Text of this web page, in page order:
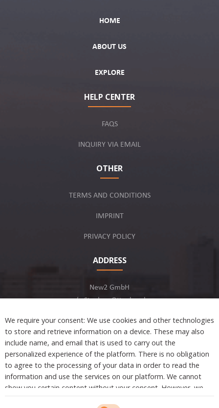
HOME
ABOUT US
EXPLORE
HELP CENTER
FAQS
INQUIRY VIA EMAIL
OTHER
TERMS AND CONDITIONS
IMPRINT
PRIVACY POLICY
ADDRESS
New2 GmbH
c/o Stephan Ottenbruch
Developed by
We require your consent: We use cookies and other technologies
to store and retrieve information on a device. These may also
include name, and email that is used to carry out the
personalized experience of the platform. There is no obligation
to agree to the processing of your data in order to read the
information and use the services on our platform. We cannot
show you certain content without your consent. However, we
are not tracking or sharing any information, data, and personal